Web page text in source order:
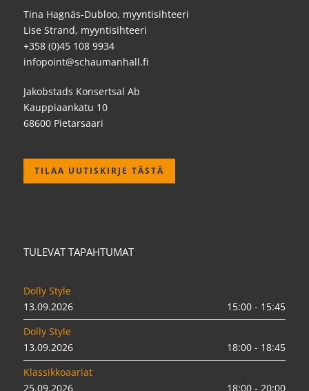
Tina Hagnäs-Dubloo, myyntisihteeri
Lise Strand, myyntisihteeri
+358 (0)45 108 9934
infopoint@schaumanhall.fi
Jakobstads Konsertsal Ab
Kauppiaankatu 10
68600 Pietarsaari
TILAA UUTISKIRJE TÄSTÄ
TULEVAT TAPAHTUMAT
Dolly Style
13.09.2026
15:00 - 15:45
Dolly Style
13.09.2026
18:00 - 18:45
Klassikkoaariat
25.09.2026
18:00 - 20:00